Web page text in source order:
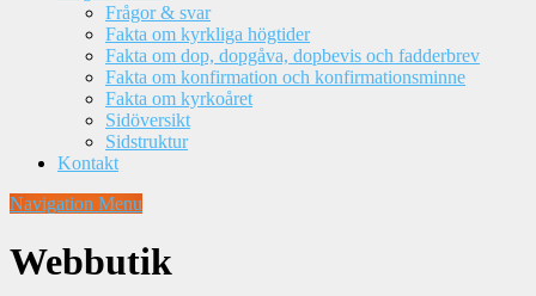
Frågor & svar
Fakta om kyrkliga högtider
Fakta om dop, dopgåva, dopbevis och fadderbrev
Fakta om konfirmation och konfirmationsminne
Fakta om kyrkoåret
Sidöversikt
Sidstruktur
Kontakt
Navigation Menu
Webbutik